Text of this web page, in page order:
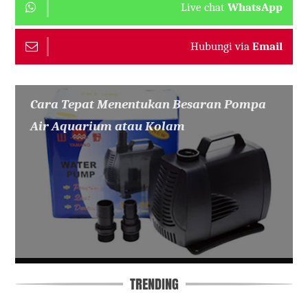
Live chat WhatsApp
Hubungi via Email
Cara Tepat Menentukan Besaran Pompa
Air Aquarium atau Kolam
TRENDING